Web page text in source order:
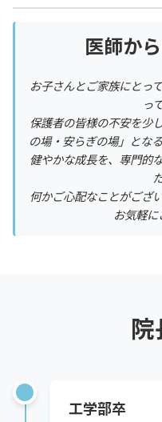
医師か
お子さんとご家族にとっ
っ
保護者の皆様の不安を少
の場・安らぎの場」とな
健やかな成長を、専門的
何かご心配なことがござ
お気軽に
工学部卒